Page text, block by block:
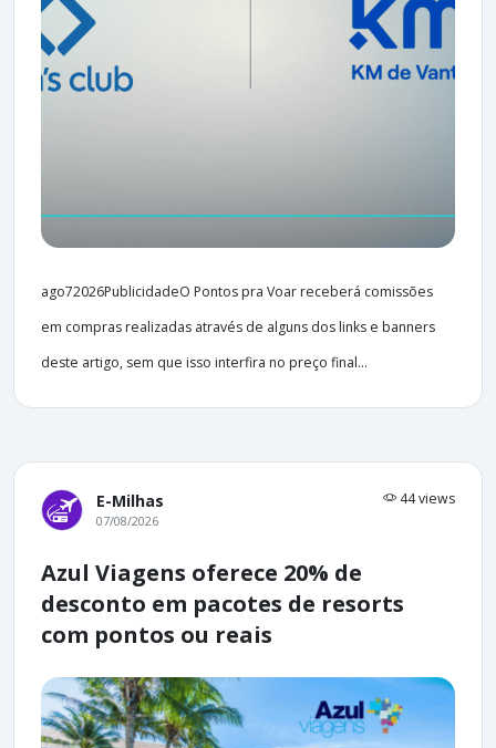
ago72026PublicidadeO Pontos pra Voar receberá comissões
em compras realizadas através de alguns dos links e banners
deste artigo, sem que isso interfira no preço final...
E-Milhas 44 views
07/08/2026
Azul Viagens oferece 20% de
desconto em pacotes de resorts
com pontos ou reais